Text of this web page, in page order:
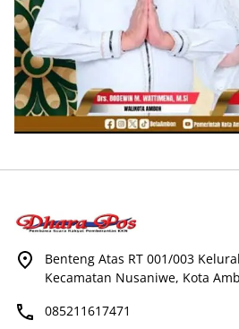
Benteng Atas RT 001/003
Kecamatan Nusaniwe, Kota
085211617471